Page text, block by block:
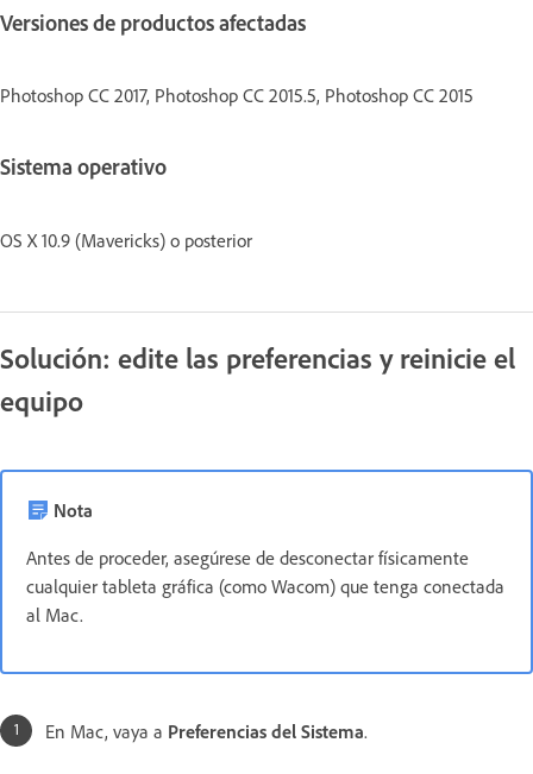
Versiones de productos afectadas
Photoshop CC 2017, Photoshop CC 2015.5, Photoshop CC 2015
Sistema operativo
OS X 10.9 (Mavericks) o posterior
Solución: edite las preferencias y reinicie el
equipo
Nota
Antes de proceder, asegúrese de desconectar físicamente
cualquier tableta gráfica (como Wacom) que tenga conectada
al Mac.
En Mac, vaya a Preferencias del Sistema.